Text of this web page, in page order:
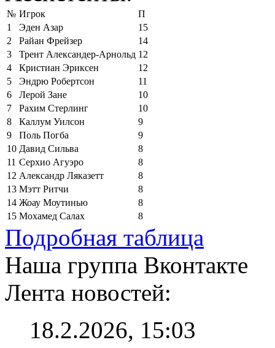
№ Игрок
П
1
Эден Азар
15
2
Райан Фрейзер
14
3
Трент Александер-Арнольд 12
4
Кристиан Эриксен
12
5
Эндрю Робертсон
11
6
Лерой Зане
10
7
Рахим Стерлинг
10
8
Каллум Уилсон
9
9
Поль Погба
9
10 Давид Сильва
8
11 Серхио Агуэро
8
12 Александр Ляказетт
8
13 Мэтт Ритчи
8
14 Жоау Моутинью
8
15 Мохамед Салах 8
Подробная таблица
Наша группа Вконтакте
Лента новостей:
18.2.2026, 15:03